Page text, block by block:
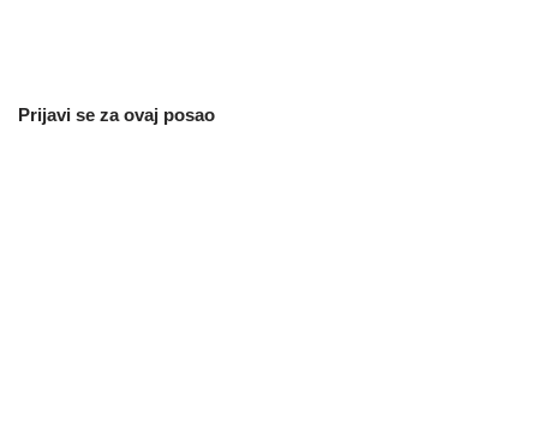
Prijavi se za ovaj posao